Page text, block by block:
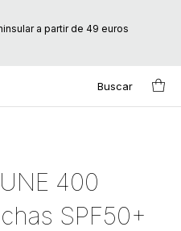
a partir de 49 euros
Buscar
/ Anthelios UVMUNE 400 Fluido
400
SPF50+